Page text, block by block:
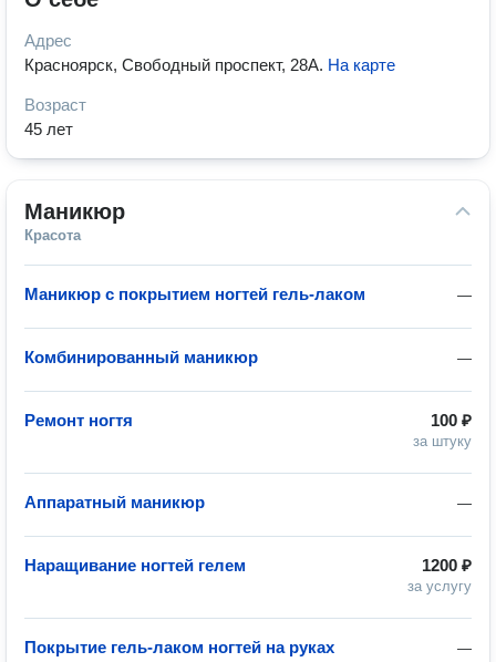
Адрес
Красноярск, Свободный проспект, 28А. На карте
Возраст
45 лет
Маникюр
Красота
—
Маникюр с покрытием ногтей гель-лаком
—
Комбинированный маникюр
100 ₽
за штуку
Ремонт ногтя
—
Аппаратный маникюр
1200 ₽
за услугу
Наращивание ногтей гелем
—
Покрытие гель-лаком ногтей на руках